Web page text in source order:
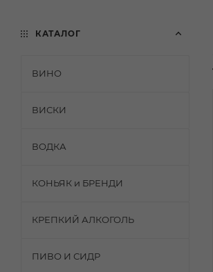
КАТАЛОГ
ВИНО
ВИСКИ
ВОДКА
КОНЬЯК и БРЕНДИ
КРЕПКИЙ АЛКОГОЛЬ
ПИВО И СИДР